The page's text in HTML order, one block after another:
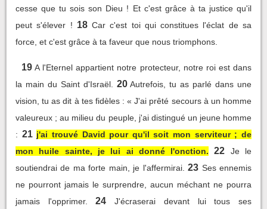
cesse que tu sois son Dieu ! Et c'est grâce à ta justice qu'il
peut s'élever ! 18 Car c'est toi qui constitues l'éclat de sa
force, et c'est grâce à ta faveur que nous triomphons.
19 A l'Eternel appartient notre protecteur, notre roi est dans
la main du Saint d'Israël.
20 Autrefois, tu as parlé dans une
vision, tu as dit à tes fidèles : « J'ai prêté secours à un homme
valeureux ; au milieu du peuple, j'ai distingué un jeune homme
: 21 j'ai trouvé David pour qu'il soit mon serviteur ; de
mon huile sainte, je lui ai donné l'onction.
22
Je le
soutiendrai de ma forte main, je l'affermirai. 23 Ses ennemis
ne pourront jamais le surprendre, aucun méchant ne pourra
jamais l'opprimer.
24
J'écraserai devant lui tous ses